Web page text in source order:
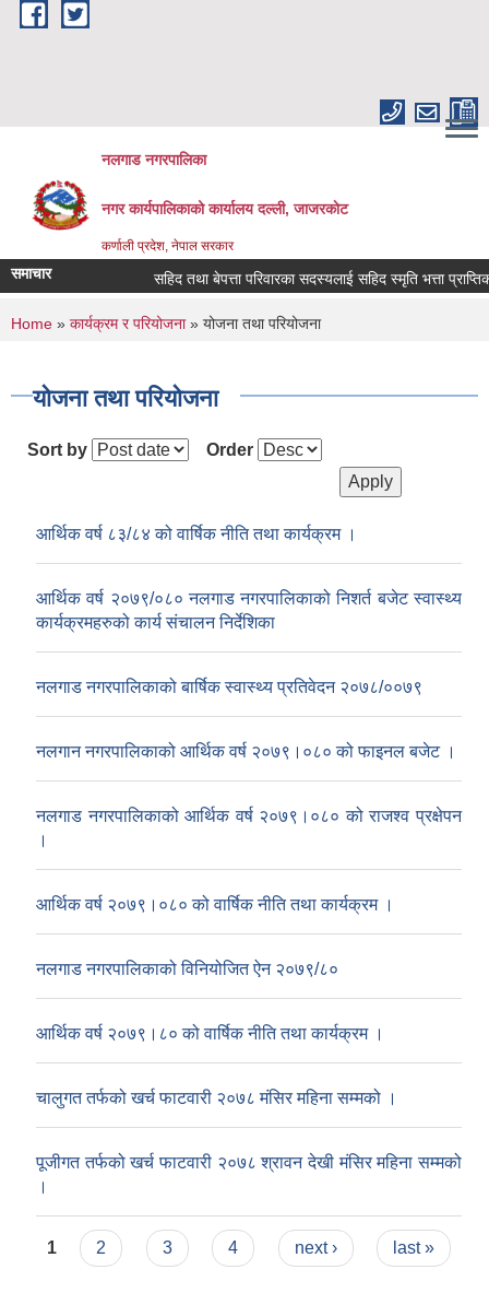
Skip to main content
नलगाड नगरपालिका
नगर कार्यपालिकाको कार्यालय दल्ली, जाजरकाेट
कर्णाली प्रदेश, नेपाल सरकार
समाचार सहिद तथा बेपत्ता परिवारका सदस्यलाई सहिद स्मृति भत्ता प्राप्तिको
You are here
Home » कार्यक्रम र परियोजना» योजना तथा परियोजना
योजना तथा परियोजना
Sort by Order
आर्थिक वर्ष ८३/८४ को वार्षिक नीति तथा कार्यक्रम ।
आर्थिक वर्ष २०७९/०८० नलगाड नगरपालिकाको निशर्त बजेट स्वास्थ्य
कार्यक्रमहरुको कार्य संचालन निर्देशिका
नलगाड नगरपालिकाको बार्षिक स्वास्थ्य प्रतिवेदन २०७८/००७९
नलगान नगरपालिकाको आर्थिक वर्ष २०७९।०८० को फाइनल बजेट ।
नलगाड नगरपालिकाको आर्थिक वर्ष २०७९।०८० को राजश्व प्रक्षेपन
।
आर्थिक वर्ष २०७९।०८० को वार्षिक नीति तथा कार्यक्रम ।
नलगाड नगरपालिकाको विनियोजित ऐन २०७९/८०
आर्थिक वर्ष २०७९।८० को वार्षिक नीति तथा कार्यक्रम ।
चालुगत तर्फको खर्च फाटवारी २०७८ मंसिर महिना सम्मको ।
पूजीगत तर्फको खर्च फाटवारी २०७८ श्रावन देखी मंसिर महिना सम्मको
।
Pages
1 2 3 4 next › last »